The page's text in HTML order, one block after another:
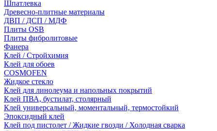
Шпатлевка
Древесно-плитные материалы
ДВП / ДСП / МДФ
Плиты OSB
Плиты фибролитовые
Фанера
Клей / Стройхимия
Клей для обоев
COSMOFEN
Жидкое стекло
Клей для линолеума и напольных покрытий
Клей ПВА, бустилат, столярный
Клей универсальный, моментальный, термостойкий
Эпоксидный клей
Клей под пистолет / Жидкие гвозди / Холодная сварка